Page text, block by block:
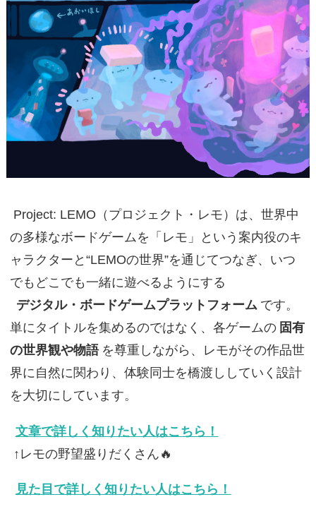
Project: LEMO（プロジェクト・レモ）は、世界中
の多様なボードゲームを「レモ」という案内役のキ
ャラクターと“LEMOの世界”を通じてつなぎ、いつ
でもどこでも一緒に遊べるようにする
デジタル・ボードゲームプラットフォーム です。
単にタイトルを集めるのではなく、各ゲームの 固有
の世界観や物語 を尊重しながら、レモがその作品世
界に自然に関わり、体験同士を橋渡ししていく設計
を大切にしています。
文章で詳しく知りたい人はこちら！
↑レモの野望盛りだくさん🔥
見た目で詳しく知りたい人はこちら！